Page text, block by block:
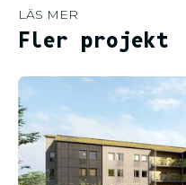
LÄS MER
Fler projekt